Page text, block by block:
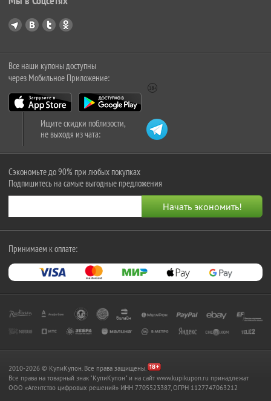
Все наши купоны доступны
через Мобильное Приложение:
Ищите скидки поблизости,
не выходя из чата:
Сэкономьте до 90% при любых покупках
Подпишитесь на самые выгодные предложения
Принимаем к оплате:
2010-2026 © КупиКупон. Все права защищены.
Все права на товарный знак "КупиКупон" и на сайт www.kupikupon.ru принадлежат
OOO «Агентство цифровых решений» ИНН 7705523387, ОГРН 1127747063212